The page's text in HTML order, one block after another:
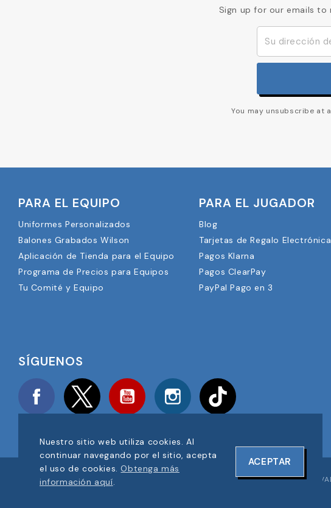
Sign up for our emails
You may unsubscribe at
PARA EL EQUIPO
Uniformes Personalizados
Balones Grabados Wilson
Aplicación de Tienda para el Equipo
Programa de Precios para Equipos
Tu Comité y Equipo
PARA EL JUGADOR
Blog
Tarjetas de Regalo
Pagos Klarna
Pagos ClearPay
PayPal Pago en 3
SÍGUENOS
Facebook Twitter YouTube Instagram
COPYRIGHT © 2025 FOOTBALL AMERICA UK TODOS LOS DERECHOS
Nuestro sitio web utiliza cookies. Al
continuar navegando por el sitio, acepta
el uso de cookies.Obtenga más
información aquí.
ACEPTAR